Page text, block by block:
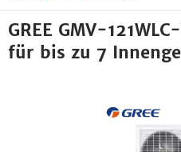
GREE GMV-
für bis zu 7